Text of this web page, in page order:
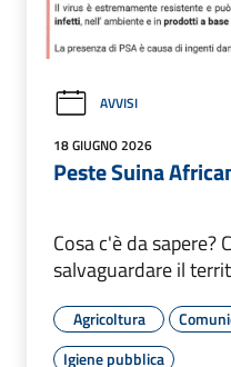
AVVISI
18 GIUGNO 2026
Peste Suina
Cosa c'è da sapere?
salvaguardare il
Agricoltura
Igiene pubblica